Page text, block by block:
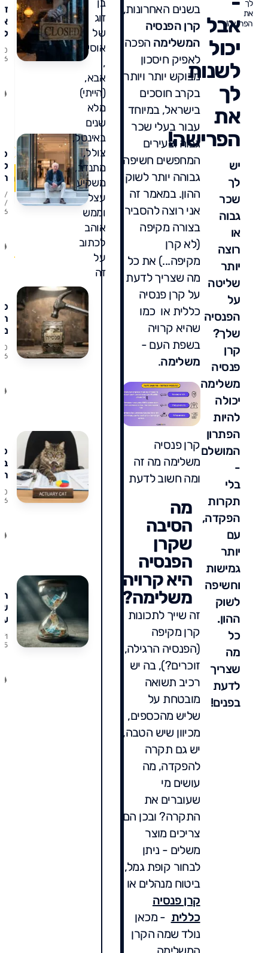
לך
את
הפרישה!אבל
יכול
לשנות
לך
את
הפרישה!
יש
לך
שכר
גבוה
או
רוצה
יותר
שליטה
על
הפנסיה
שלך?
קרן
פנסיה
משלימה
יכולה
להיות
הפתרון
המושלם
-
בלי
תקרות
הפקדה,
עם
יותר
גמישות
וחשיפה
לשוק
ההון.
כל
מה
שצריך
לדעת
בפנים!
בשנים האחרונות,
קרן הפנסיה
המשלימה הפכה
לאפיק חיסכון
מבוקש יותר ויותר
בקרב חוסכים
בישראל, במיוחד
עבור בעלי שכר
גבוה וצעירים
המחפשים חשיפה
גבוהה יותר לשוק
ההון. במאמר זה
אני רוצה להסביר
בצורה מקיפה
(לא קרן
מקיפה...) את כל
מה שצריך לדעת
על קרן פנסיה
כללית או כמו
שהיא קרויה
בשפת העם -
משלימה.
קרן פנסיה
משלימה מה זה
ומה חשוב לדעת
מה
הסיבה
שקרן
הפנסיה
היא קרויה
משלימה?
זה שייך לתכונות
קרן מקיפה
(הפנסיה הרגילה,
זוכרים?), בה יש
רכיב תשואה
מובטחת על
שליש מהכספים,
מכיוון שיש הטבה,
יש גם תקרה
להפקדה, מה
עושים מי
שעוברים את
התקרה? ובכן הם
צריכים מוצר
משלים - ניתן
לבחור קופת גמל,
ביטוח מנהלים או
קרן פנסיה
כללית - מכאן
נולד שמה הקרן
בן
זוג
של
אוסי
,
אבא,
(הייתי)
מלא
שנים
באינטל,
צולל,
מתנדב,
משקיע
עצל
וממש
אוהב
לכתוב
על
זה
0
26
0
0
3
1